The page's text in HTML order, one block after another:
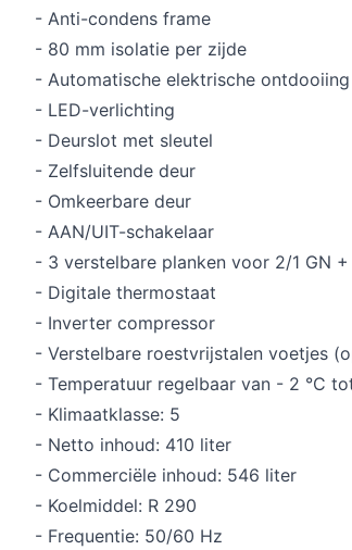
- Anti-condens frame
- 80 mm isolatie per zijde
- Automatische elektrische ontdooiing
- LED-verlichting
- Deurslot met sleutel
- Zelfsluitende deur
- Omkeerbare deur
- AAN/UIT-schakelaar
- 3 verstelbare planken voor 2/1 GN
- Digitale thermostaat
- Inverter compressor
- Verstelbare roestvrijstalen voetjes
- Temperatuur regelbaar van - 2 °C
- Klimaatklasse: 5
- Netto inhoud: 410 liter
- Commerciële inhoud: 546 liter
- Koelmiddel: R 290
- Frequentie: 50/60 Hz